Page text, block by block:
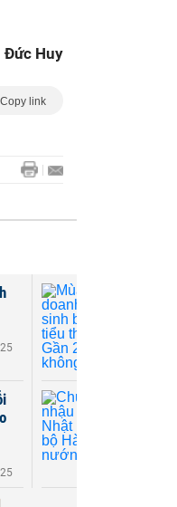
Đức Huy
Copy link